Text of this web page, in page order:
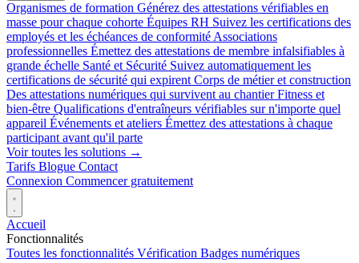
Organismes de formation Générez des attestations vérifiables en
masse pour chaque cohorte Équipes RH Suivez les certifications des
employés et les échéances de conformité Associations
professionnelles Émettez des attestations de membre infalsifiables à
grande échelle Santé et Sécurité Suivez automatiquement les
certifications de sécurité qui expirent Corps de métier et construction
Des attestations numériques qui survivent au chantier Fitness et
bien-être Qualifications d'entraîneurs vérifiables sur n'importe quel
appareil Événements et ateliers Émettez des attestations à chaque
participant avant qu'il parte
Voir toutes les solutions →
Tarifs Blogue Contact
Connexion Commencer gratuitement
Accueil
Fonctionnalités
Toutes les fonctionnalités Vérification Badges numériques